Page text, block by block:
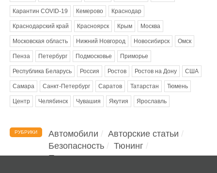
Карантин COVID-19 Кемерово Краснодар
Краснодарский край Красноярск Крым Москва
Московская область Нижний Новгород Новосибирск Омск
Пенза Петербург Подмосковье Приморье
Республика Беларусь Россия Ростов Ростов на Дону США
Самара Санкт-Петербург Саратов Татарстан Тюмень
Центр Челябинск Чувашия Якутия Ярославль
РУБРИКИ Автомобили
Авторские статьи
Безопасность
Тюнинг
Помощь водителю